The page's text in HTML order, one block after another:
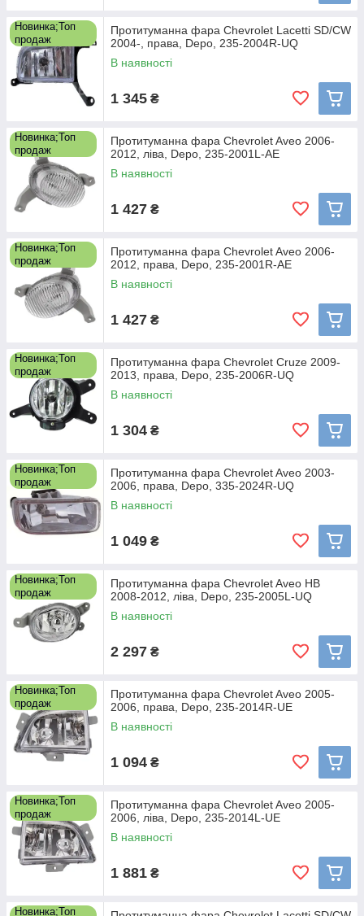
Новинка;Топ
продаж
Протитуманна фара Chevrolet Lacetti SD/CW
2004-, права, Depo, 235-2004R-UQ
В наявності
1 345 ₴
Новинка;Топ
продаж
Протитуманна фара Chevrolet Aveo 2006-
2012, ліва, Depo, 235-2001L-AE
В наявності
1 427 ₴
Новинка;Топ
продаж
Протитуманна фара Chevrolet Aveo 2006-
2012, права, Depo, 235-2001R-AE
В наявності
1 427 ₴
Новинка;Топ
продаж
Протитуманна фара Chevrolet Cruze 2009-
2013, права, Depo, 235-2006R-UQ
В наявності
1 304 ₴
Новинка;Топ
продаж
Протитуманна фара Chevrolet Aveo 2003-
2006, права, Depo, 335-2024R-UQ
В наявності
1 049 ₴
Новинка;Топ
продаж
Протитуманна фара Chevrolet Aveo HB
2008-2012, ліва, Depo, 235-2005L-UQ
В наявності
2 297 ₴
Новинка;Топ
продаж
Протитуманна фара Chevrolet Aveo 2005-
2006, права, Depo, 235-2014R-UE
В наявності
1 094 ₴
Новинка;Топ
продаж
Протитуманна фара Chevrolet Aveo 2005-
2006, ліва, Depo, 235-2014L-UE
В наявності
1 881 ₴
Новинка;Топ